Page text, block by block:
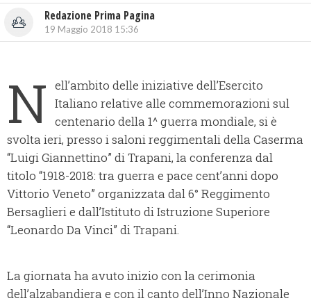
Redazione Prima Pagina
19 Maggio 2018 15:36
N ell’ambito delle iniziative dell’Esercito
Italiano relative alle commemorazioni sul
centenario della 1^ guerra mondiale, si è
svolta ieri, presso i saloni reggimentali della Caserma
“Luigi Giannettino” di Trapani, la conferenza dal
titolo “1918-2018: tra guerra e pace cent’anni dopo
Vittorio Veneto” organizzata dal 6° Reggimento
Bersaglieri e dall’Istituto di Istruzione Superiore
“Leonardo Da Vinci” di Trapani.
La giornata ha avuto inizio con la cerimonia
dell’alzabandiera e con il canto dell’Inno Nazionale